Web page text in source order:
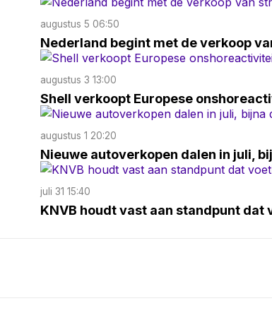
augustus 5 06:50
Nederland begint met de verkoop
augustus 3 13:00
Shell verkoopt Europese
augustus 1 20:20
Nieuwe autoverkopen dalen in juli,
juli 31 15:40
KNVB houdt vast aan standpunt dat